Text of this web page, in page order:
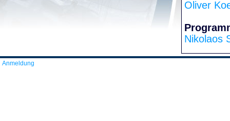
Oliver
Nikolaos
Anmeldung